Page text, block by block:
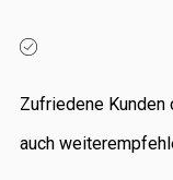
Zufriedene Kunden
auch